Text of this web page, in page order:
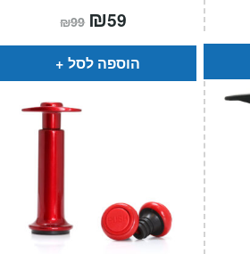
₪99 המחיר
המקורי
היה:
₪99.
₪59
הוא:
הוספה לסל